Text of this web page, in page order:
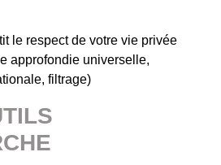
le respect de votre vie privée
approfondie universelle,
filtrage)